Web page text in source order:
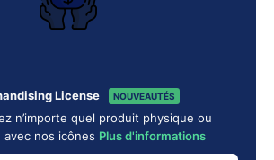
License NOUVEAUTÉS
n’importe quel produit physique ou
avec nos icônes Plus d'informations